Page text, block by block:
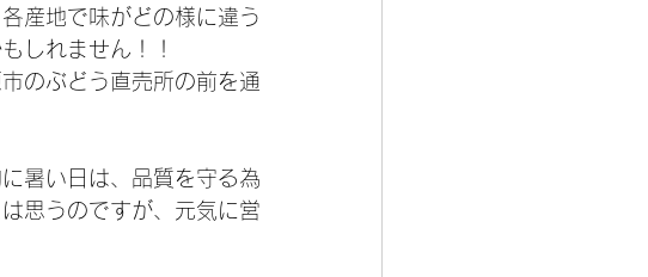
産地で味がどの様に違う
しれません！！
のぶどう直売所の前を通
暑い日は、品質を守る為
思うのですが、元気に営